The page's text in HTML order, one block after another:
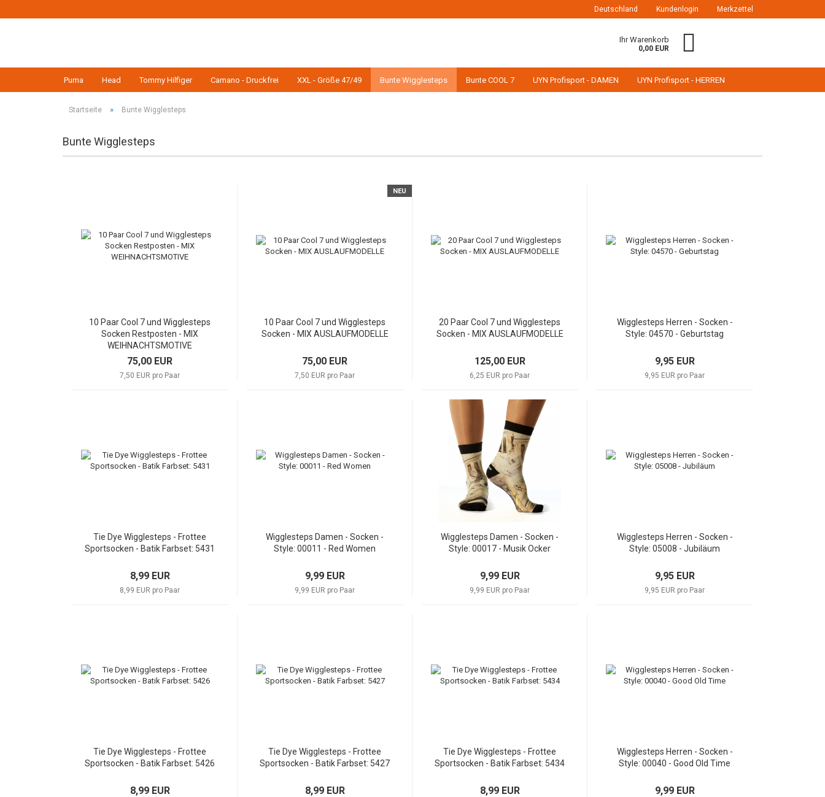
Deutschland Kundenlogin Merkzettel
Ihr Warenkorb
0,00 EUR
Puma Head Tommy Hilfiger Camano - Druckfrei XXL - Größe 47/49 Bunte Wigglesteps Bunte COOL 7 UYN Profisport - DAMEN UYN Profisport - HERREN
Startseite » Bunte Wigglesteps
Bunte Wigglesteps
10 Paar Cool 7 und Wigglesteps
Socken Restposten - MIX
WEIHNACHTSMOTIVE
75,00 EUR
7,50 EUR pro Paar
NEU
10 Paar Cool 7 und Wigglesteps
Socken - MIX AUSLAUFMODELLE
75,00 EUR
7,50 EUR pro Paar
20 Paar Cool 7 und Wigglesteps
Socken - MIX AUSLAUFMODELLE
125,00 EUR
6,25 EUR pro Paar
Wigglesteps Herren - Socken -
Style: 04570 - Geburtstag
9,95 EUR
9,95 EUR pro Paar
Tie Dye Wigglesteps - Frottee
Sportsocken - Batik Farbset: 5431
8,99 EUR
8,99 EUR pro Paar
Wigglesteps Damen - Socken -
Style: 00011 - Red Women
9,99 EUR
9,99 EUR pro Paar
Wigglesteps Damen - Socken -
Style: 00017 - Musik Ocker
9,99 EUR
9,99 EUR pro Paar
Wigglesteps Herren - Socken -
Style: 05008 - Jubiläum
9,95 EUR
9,95 EUR pro Paar
Tie Dye Wigglesteps - Frottee
Sportsocken - Batik Farbset: 5426
8,99 EUR
Tie Dye Wigglesteps - Frottee
Sportsocken - Batik Farbset: 5427
8,99 EUR
Tie Dye Wigglesteps - Frottee
Sportsocken - Batik Farbset: 5434
8,99 EUR
Wigglesteps Herren - Socken -
Style: 00040 - Good Old Time
9,99 EUR